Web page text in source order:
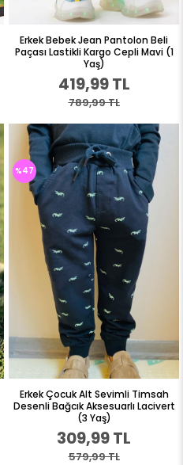
Erkek Bebek Jean Pantolon Beli
Paçası Lastikli Kargo Cepli Mavi (1
Yaş)
419,99 TL
789,99 TL
Erkek Çocuk Alt Sevimli Timsah
Desenli Bağcık Aksesuarlı Lacivert
(3 Yaş)
309,99 TL
579,99 TL
%47